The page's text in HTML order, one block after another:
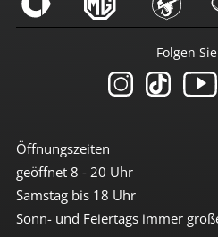
Öffnungszeiten
geöffnet 8 - 20 Uhr
Samstag bis 18 Uhr
Sonn- und Feiertags immer
Folgen